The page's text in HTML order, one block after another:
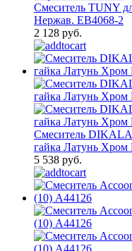
Смеситель TUNY
Нержав. EB4068-2
2 128 руб.
Смеситель
гайка Латунь Хром
5 538 руб.